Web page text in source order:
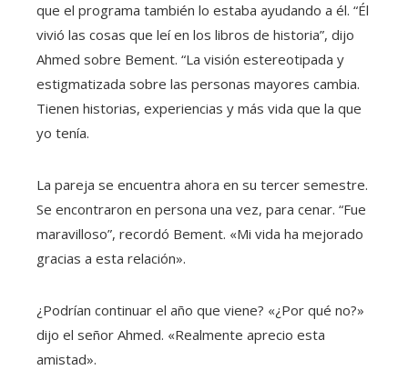
que el programa también lo estaba ayudando a él. “Él
vivió las cosas que leí en los libros de historia”, dijo
Ahmed sobre Bement. “La visión estereotipada y
estigmatizada sobre las personas mayores cambia.
Tienen historias, experiencias y más vida que la que
yo tenía.
La pareja se encuentra ahora en su tercer semestre.
Se encontraron en persona una vez, para cenar. “Fue
maravilloso”, recordó Bement. «Mi vida ha mejorado
gracias a esta relación».
¿Podrían continuar el año que viene? «¿Por qué no?»
dijo el señor Ahmed. «Realmente aprecio esta
amistad».